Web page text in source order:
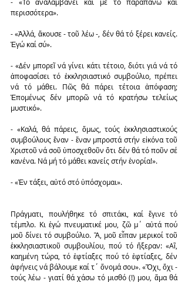
περισσότερα».
- «Ἀλλά, ἄκουσε - τοῦ λέω -, δέν θά τό ξέρει κανείς.
Ἐγώ καί σύ».
- «Δέν μπορεῖ νά γίνει κάτι τέτοιο, διότι γιά νά τό
ἀποφασίσει τό ἐκκλησιαστικό συμβούλιο, πρέπει
νά τό μάθει. Πῶς θά πάρει τέτοια ἀπόφαση;
Ἑπομένως δέν μπορῶ νά τό κρατήσω τελείως
μυστικό».
- «Καλά, θά πάρεις, ὅμως, τούς ἐκκλησιαστικούς
συμβούλους ἕναν - ἕναν μπροστά στήν εἰκόνα τοῦ
Χριστοῦ νά σοῦ ὑποσχεθοῦν ὅτι δέν θά τό ποῦν σέ
κανένα. Νά μή τό μάθει κανείς στήν ἐνορία!».
- «Ἐν τάξει, αὐτό στό ὑπόσχομαι».
Πράγματι, πουλήθηκε τό σπιτάκι, καί ἔγινε τό
τέμπλο. Κι ἐγώ πνευματικέ μου, ζῶ μ΄ αὐτά πού
μοῦ δίνει τό συμβούλιο. Ἂ, μοῦ εἶπαν μερικοί τοῦ
ἐκκλησιαστικοῦ συμβουλίου, πού τό ἤξεραν: «Αἲ,
καημένη τώρα, τό ἐφτίαξες πού τό ἐφτίαξες, δέν
ἀφήνεις νά βάλουμε καί τ΄ ὄνομά σου». «Ὄχι, ὄχι -
τούς λέω - γιατί θά χάσω τό μισθό (!) μου, ἅμα θά